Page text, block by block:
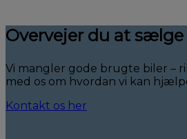
Overvejer du at
Vi mangler gode brugte biler –
med os om hvordan vi kan
Kontakt os her